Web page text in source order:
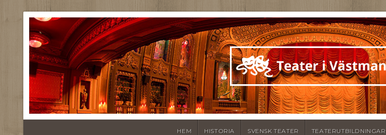
HEM HISTORIA SVENSK TEATER TEATERUTBILDNINGAR